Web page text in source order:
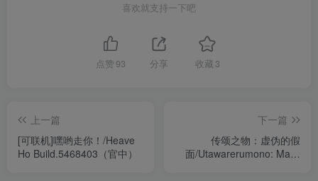
喜欢就支持一下吧
点赞 93 分享 收藏 3
上一篇
[可联机]嘿哟走你！/Heave
Ho Build.5468403（官中）
下一篇
传颂之物：虚伪的假
面/Utawarerumono: Mask